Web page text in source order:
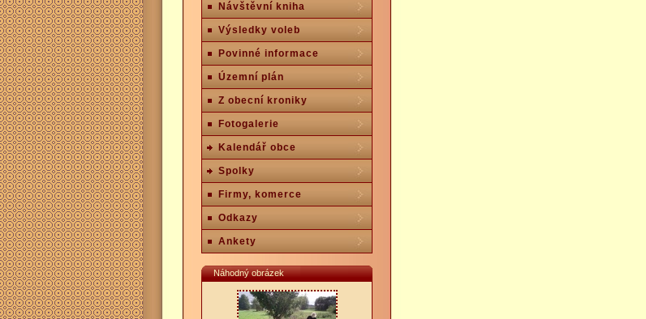
Návštěvní kniha
Výsledky voleb
Povinné informace
Územní plán
Z obecní kroniky
Fotogalerie
Kalendář obce
Spolky
Firmy, komerce
Odkazy
Ankety
Náhodný obrázek